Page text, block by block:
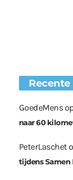
GoedeMens
naar 60
PeterLaschet
tijdens Samen